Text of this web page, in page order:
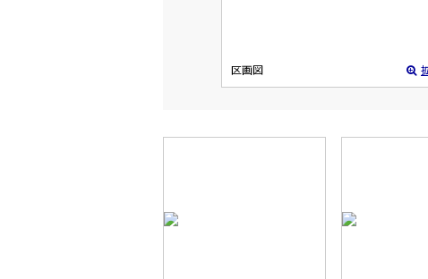
区画図